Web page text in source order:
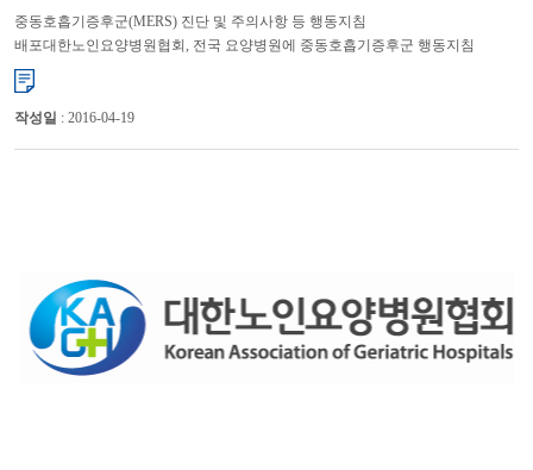
중동호흡기증후군(MERS) 진단 및 주의사항 등 행동지침
배포대한노인요양병원협회, 전국 요양병원에 중동호흡기증후군 행동지침
안내 대한노인요양병원협회(회장 박용우)는 최근 국내에서 중동호흡기증후군
(MERS-CoV,&...
작성일 : 2016-04-19